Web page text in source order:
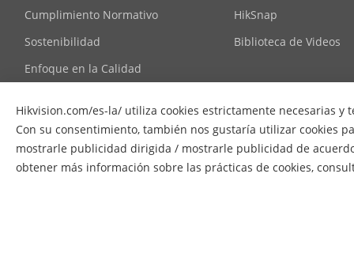
Tipo H.264
Hikvision.com/es-la/ utiliza cookies estrictamente necesarias
Con su consentimiento, también nos gustaría utilizar cookies
mostrarle publicidad dirigida / mostrarle publicidad de
obtener más información sobre las prácticas de cookies,
Cumplimiento Normativo
Sostenibilidad
Enfoque en la Calidad
Preguntas Frecuentes
HikSnap
Biblioteca de Videos